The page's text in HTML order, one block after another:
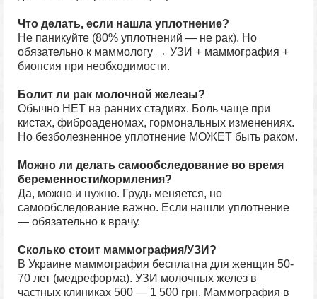
Что делать, если нашла уплотнение?
Не паникуйте (80% уплотнений — не рак). Но
обязательно к маммологу → УЗИ + маммография +
биопсия при необходимости.
Болит ли рак молочной железы?
Обычно НЕТ на ранних стадиях. Боль чаще при
кистах, фиброаденомах, гормональных изменениях.
Но безболезненное уплотнение МОЖЕТ быть раком.
Можно ли делать самообследование во время
беременности/кормления?
Да, можно и нужно. Грудь меняется, но
самообследование важно. Если нашли уплотнение
— обязательно к врачу.
Сколько стоит маммография/УЗИ?
В Украине маммография бесплатна для женщин 50-
70 лет (медреформа). УЗИ молочных желез в
частных клиниках 500 — 1 500 грн. Маммография в